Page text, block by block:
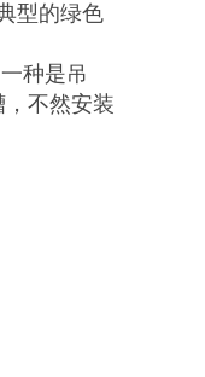
型的绿色
种是吊
不然安装